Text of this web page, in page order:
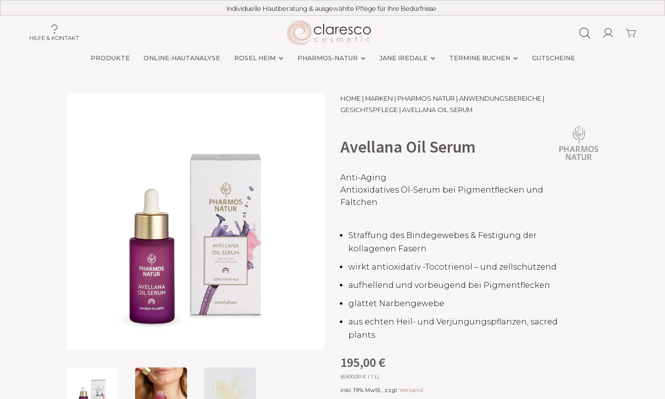
Individuelle Hautberatung & ausgewählte Pflege für Ihre Bedürfnisse
HILFE & KONTAKT
PRODUKTE ONLINE-HAUTANALYSE ROSEL HEIM PHARMOS-NATUR JANE IREDALE TERMINE BUCHEN GUTSCHEINE
HOME MARKEN PHARMOS NATUR |ANWENDUNGSBEREICHE
GESICHTSPFLEGE | AVELLANA OIL SERUM
Avellana Oil Serum
Anti-Aging
Antioxidatives Öl-Serum bei Pigmentflecken und
Fältchen
Straffung des Bindegewebes & Festigung der
kollagenen Fasern ​
wirkt antioxidativ -Tocotrienol – und zellschützend ​
aufhellend und vorbeugend bei Pigmentflecken ​
glättet Narbengewebe​
aus echten Heil- und Verjüngungspflanzen, sacred
plants​
195,00 €
(6.500,00€ / 1 L)
inkl. 19% MwSt., zzgl.Versand